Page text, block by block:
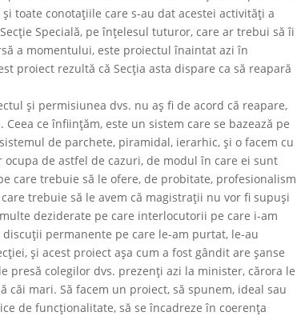
toate conotaţiile care s-au dat acestei activităţi a
Specială, pe înţelesul tuturor, care ar trebui să îi
a momentului, este proiectul înaintat azi în
proiect rezultă că Secţia asta dispare ca să reapară
şi permisiunea dvs. nu aş fi de acord că reapare,
ce înființăm, este un sistem care se bazează pe
de parchete, piramidal, ierarhic, şi o facem cu
de astfel de cazuri, de modul în care ei sunt
care trebuie să le ofere, de probitate, profesionalism
trebuie să le avem că magistraţii nu vor fi supuşi
deziderate pe care interlocutorii pe care i-am
permanente pe care le-am purtat, le-au
şi acest proiect aşa cum a fost gândit are şanse
presă colegilor dvs. prezenţi azi la minister, cărora le
mari. Să facem un proiect, să spunem, ideal sau
de funcţionalitate, să se încadreze în coerenţa